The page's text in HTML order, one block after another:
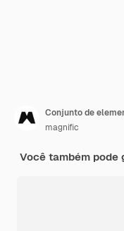
Conjunto de
magnific
Você também